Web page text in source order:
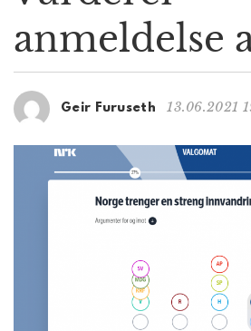
a
i
n
anmeldelse
Geir Furuseth 13.06.2021